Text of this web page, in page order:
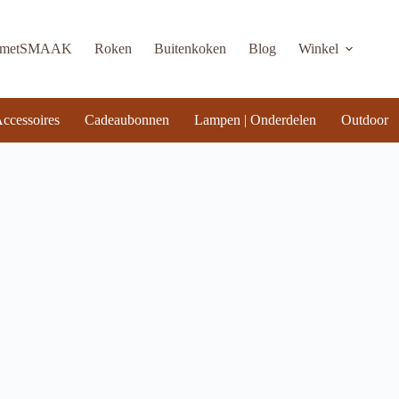
Roken Buitenkoken Blog Winkel
Cadeaubonnen Lampen | Onderdelen Outdoor